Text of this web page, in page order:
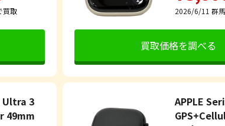
買取 2026/6/11 群
買取価格を調べる
Ultra 3
49mm
APPLE